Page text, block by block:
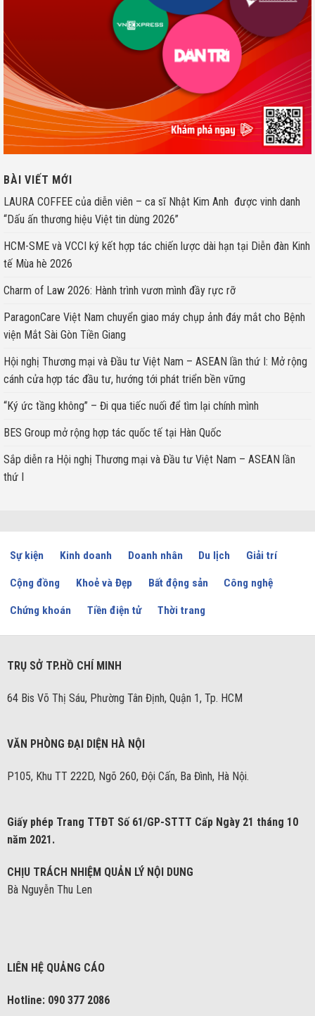
BÀI VIẾT MỚI
LAURA COFFEE của diễn viên – ca sĩ Nhật Kim Anh được vinh danh
“Dấu ấn thương hiệu Việt tin dùng 2026”
HCM-SME và VCCI ký kết hợp tác chiến lược dài hạn tại Diễn đàn Kinh
tế Mùa hè 2026
Charm of Law 2026: Hành trình vươn mình đầy rực rỡ
ParagonCare Việt Nam chuyển giao máy chụp ảnh đáy mắt cho Bệnh
viện Mắt Sài Gòn Tiền Giang
Hội nghị Thương mại và Đầu tư Việt Nam – ASEAN lần thứ I: Mở rộng
cánh cửa hợp tác đầu tư, hướng tới phát triển bền vững
“Ký ức tầng không” – Đi qua tiếc nuối để tìm lại chính mình
BES Group mở rộng hợp tác quốc tế tại Hàn Quốc
Sắp diễn ra Hội nghị Thương mại và Đầu tư Việt Nam – ASEAN lần
thứ I
Sự kiện Kinh doanh Doanh nhân Du lịch Giải trí
Cộng đồng Khoẻ và Đẹp Bất động sản Công nghệ
Chứng khoán Tiền điện tử Thời trang
TRỤ SỞ TP.HỒ CHÍ MINH
64 Bis Võ Thị Sáu, Phường Tân Định, Quận 1, Tp. HCM
VĂN PHÒNG ĐẠI DIỆN HÀ NỘI
P105, Khu TT 222D, Ngõ 260, Đội Cấn, Ba Đình, Hà Nội.
Giấy phép Trang TTĐT Số 61/GP-STTT Cấp Ngày 21 tháng 10
năm 2021.
CHỊU TRÁCH NHIỆM QUẢN LÝ NỘI DUNG
Bà Nguyễn Thu Len
LIÊN HỆ QUẢNG CÁO
Hotline: 090 377 2086